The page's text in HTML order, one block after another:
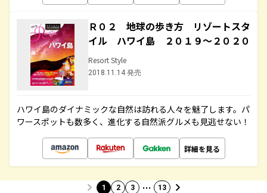
Ｒ０２ 地球の歩き方 リゾートスタ
イル ハワイ島 ２０１９～２０２０
Resort Style
2018.11.14 発売
ハワイ島のダイナミックな自然は訪れる人々を魅了します。パ
ワースポットも数多く、進化する自然派グルメも見逃せない！
詳細を見る
1 2 3 … 13